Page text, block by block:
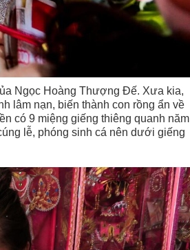
Ngọc Hoàng Thượng Đế. Xưa kia,
lâm nạn, biến thành con rồng ẩn về
có 9 miệng giếng thiêng quanh năm
lễ, phóng sinh cá nên dưới giếng